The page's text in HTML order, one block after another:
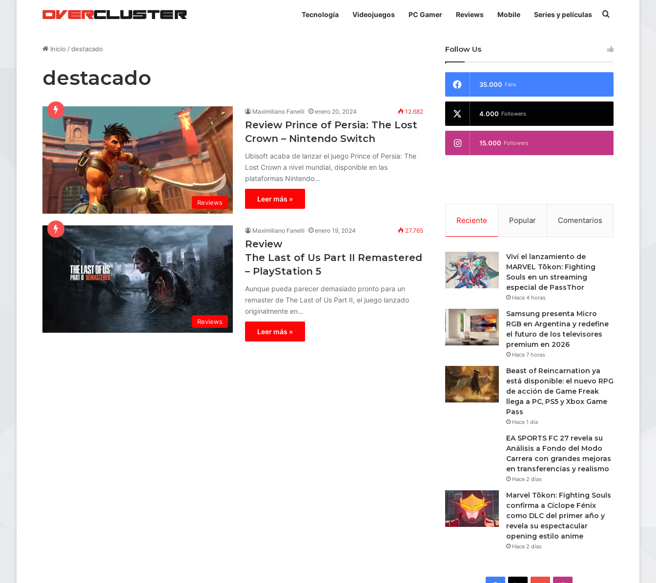
Tecnología Videojuegos PC Gamer Reviews Mobile Series y películas
Inicio /destacado
destacado
Reviews
Maximiliano Fanelli enero 20, 2024 12.682
Review Prince of Persia: The Lost
Crown – Nintendo Switch
Ubisoft acaba de lanzar el juego Prince of Persia: The
Lost Crown a nivel mundial, disponible en las
plataformas Nintendo…
Leer más »
Reviews
Maximiliano Fanelli enero 19, 2024 27.765
Review
The Last of Us Part II Remastered
– PlayStation 5
Aunque pueda parecer demasiado pronto para un
remaster de The Last of Us Part II, el juego lanzado
originalmente en…
Leer más »
Follow Us
35.000 Fans
4.000 Followers
15.000 Followers
Reciente Popular Comentarios
Viví el lanzamiento de
MARVEL Tōkon: Fighting
Souls en un streaming
especial de PassThor
Hace 4 horas
Samsung presenta Micro
RGB en Argentina y redefine
el futuro de los televisores
premium en 2026
Hace 7 horas
Beast of Reincarnation ya
está disponible: el nuevo RPG
de acción de Game Freak
llega a PC, PS5 y Xbox Game
Pass
Hace 1 día
EA SPORTS FC 27 revela su
Análisis a Fondo del Modo
Carrera con grandes mejoras
en transferencias y realismo
Hace 2 días
Marvel Tōkon: Fighting Souls
confirma a Cíclope Fénix
como DLC del primer año y
revela su espectacular
opening estilo anime
Hace 2 días